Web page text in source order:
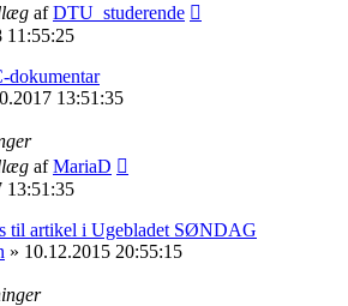
afDTU_studerende
11:55:25
dokumentar
13:51:35
afMariaD
13:51:35
til artikel i Ugebladet SØNDAG
» 10.12.2015 20:55:15